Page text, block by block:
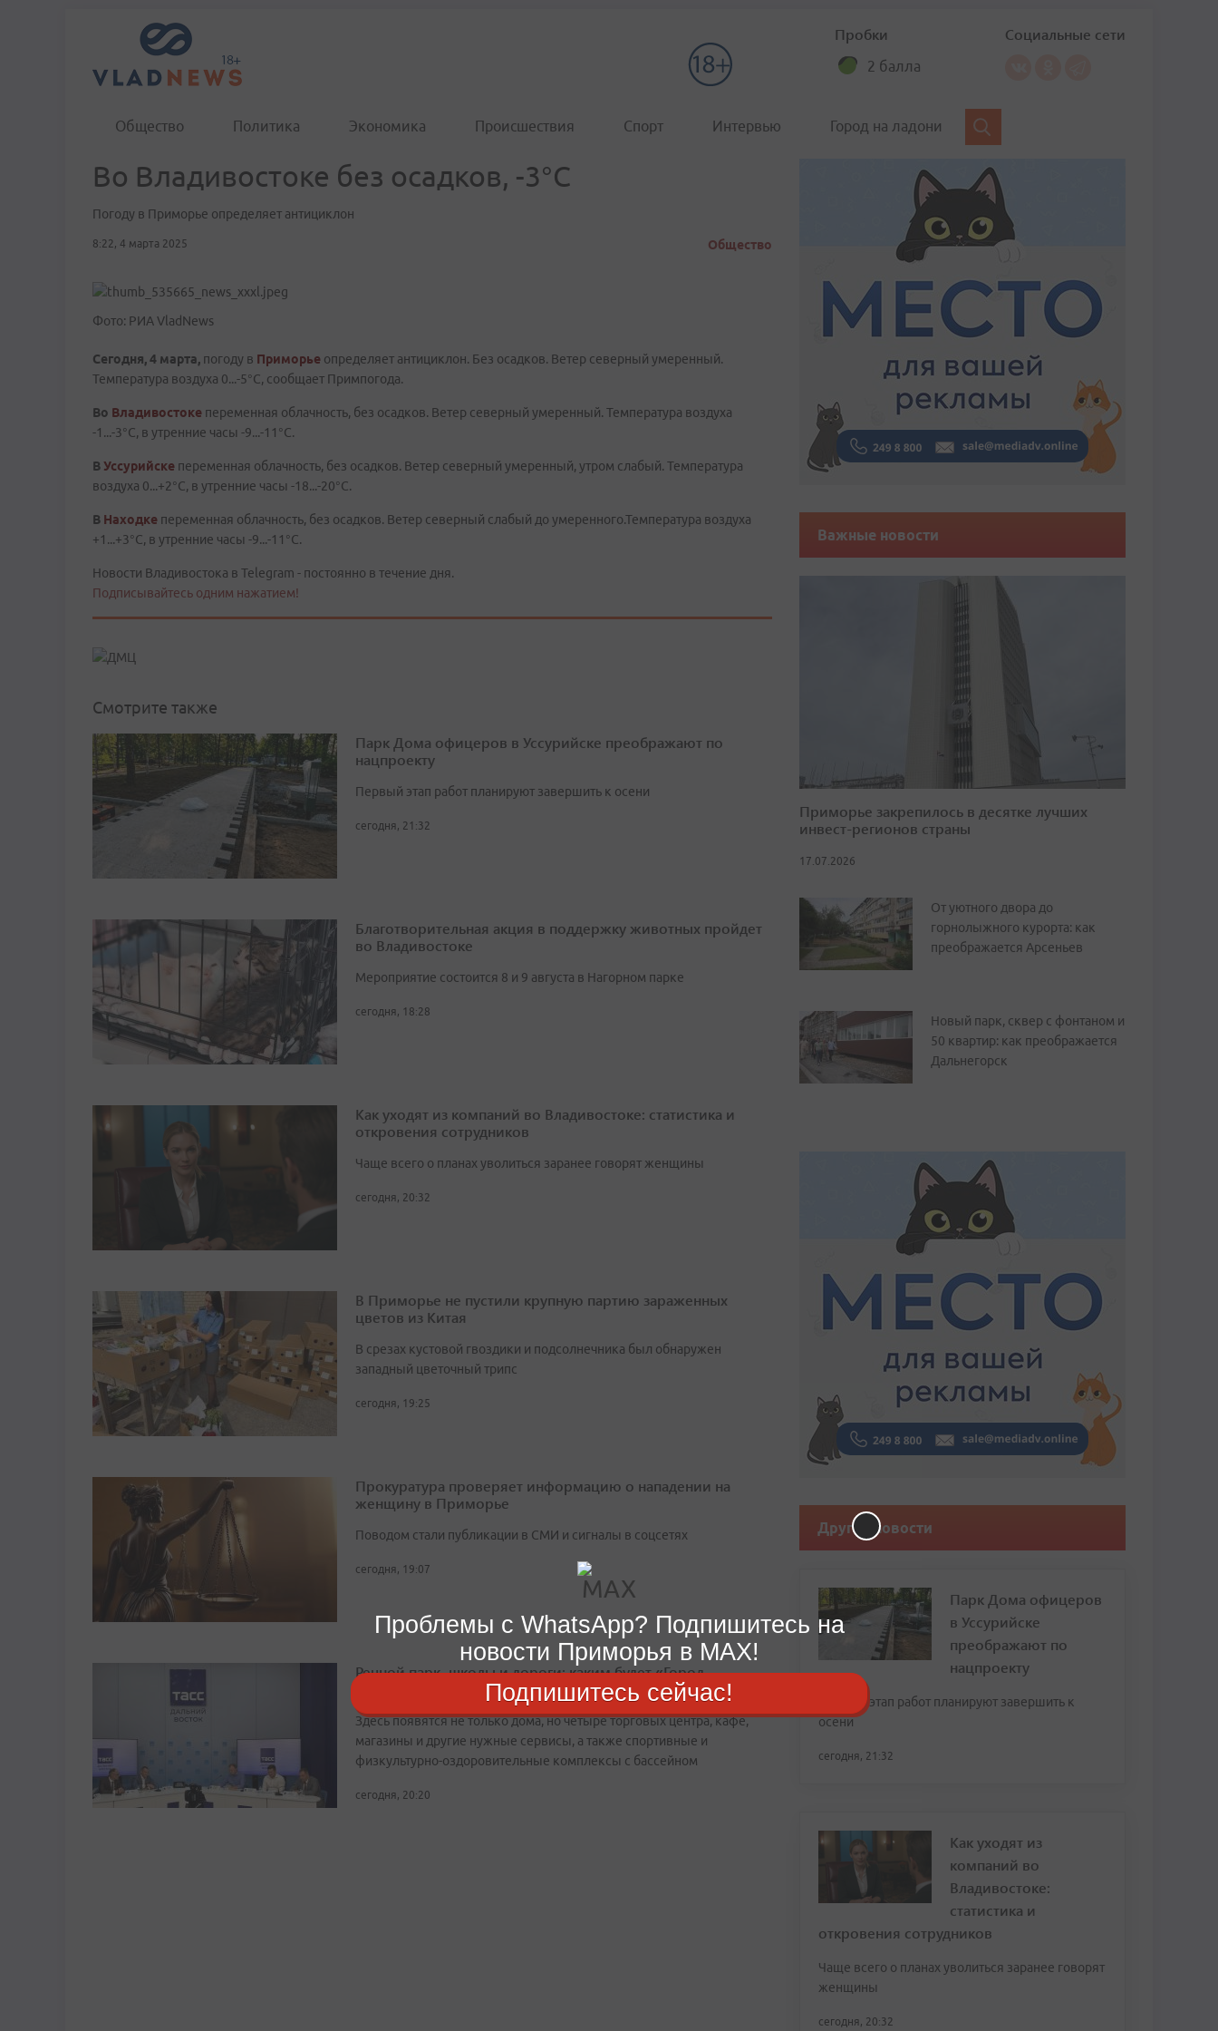
Пробки
2 балла
Социальные сети
Общество Политика Экономика Происшествия Спорт Интервью Город на ладони
Во Владивостоке без осадков, -3°C
Погоду в Приморье определяет антициклон
8:22, 4 марта 2025 Общество
Фото: РИА VladNews
Сегодня, 4 марта, погоду в Приморье определяет антициклон. Без осадков. Ветер северный умеренный.
Температура воздуха 0...-5°C, сообщает Примпогода.
Во Владивостоке переменная облачность, без осадков. Ветер северный умеренный. Температура воздуха
-1...-3°C, в утренние часы -9...-11°C.
ВУссурийске переменная облачность, без осадков. Ветер северный умеренный, утром слабый. Температура
воздуха 0...+2°C, в утренние часы -18...-20°C.
В Находке переменная облачность, без осадков. Ветер северный слабый до умеренного.Температура воздуха
+1...+3°C, в утренние часы -9...-11°C.
Новости Владивостока в Telegram - постоянно в течение дня.
Подписывайтесь одним нажатием!
Смотрите также
Парк Дома офицеров в Уссурийске преображают по
нацпроекту
Первый этап работ планируют завершить к осени
сегодня, 21:32
Благотворительная акция в поддержку животных пройдет
во Владивостоке
Мероприятие состоится 8 и 9 августа в Нагорном парке
сегодня, 18:28
Как уходят из компаний во Владивостоке: статистика и
откровения сотрудников
Чаще всего о планах уволиться заранее говорят женщины
сегодня, 20:32
В Приморье не пустили крупную партию зараженных
цветов из Китая
В срезах кустовой гвоздики и подсолнечника был обнаружен
западный цветочный трипс
сегодня, 19:25
Прокуратура проверяет информацию о нападении на
женщину в Приморье
Поводом стали публикации в СМИ и сигналы в соцсетях
сегодня, 19:07
Речной парк, школы и дороги: каким будет «Город
Заметный» во Владивостоке
Здесь появятся не только дома, но четыре торговых центра, кафе,
магазины и другие нужные сервисы, а также спортивные и
физкультурно-оздоровительные комплексы с бассейном
сегодня, 20:20
Важные новости
Приморье закрепилось в десятке лучших
инвест-регионов страны
17.07.2026
От уютного двора до
горнолыжного курорта: как
преображается Арсеньев
Новый парк, сквер с фонтаном и
50 квартир: как преображается
Дальнегорск
Другие новости
Парк Дома офицеров
в Уссурийске
преображают по
нацпроекту
Первый этап работ планируют завершить к
осени
сегодня, 21:32
Как уходят из
компаний во
Владивостоке:
статистика и
откровения сотрудников
Чаще всего о планах уволиться заранее говорят
женщины
сегодня, 20:32
Проблемы с WhatsApp? Подпишитесь на
новости Приморья в MAX!
Подпишитесь сейчас!